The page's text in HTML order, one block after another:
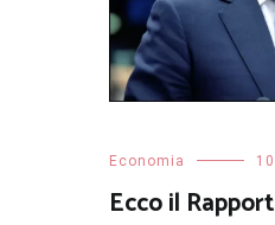
Economia
Ecco il